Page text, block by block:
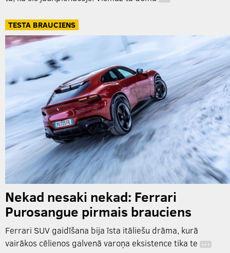
TESTA BRAUCIENS
Nekad nesaki nekad: Ferrari
Purosangue pirmais brauciens
Ferrari SUV gaidīšana bija īsta itāliešu drāma, kurā
vairākos cēlienos galvenā varoņa eksistence tika te …